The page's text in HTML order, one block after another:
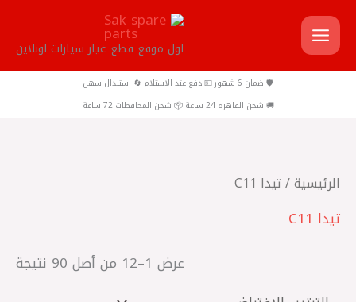
تخطي
إلى
المحتوى
اول موقع قطع غيار سيارات اونلاين
🛡️ ضمان 6 شهور 💵 دفع عند الاستلام 🔄 استبدال سهل
🚚 شحن القاهرة 24 ساعة 📦 شحن المحافظات 72 ساعة
الرئيسية/ تيدا C11
تيدا C11
عرض 1–12 من أصل 90 نتيجة